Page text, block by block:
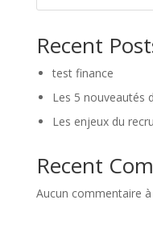
Recent
test finance
Les 5 nouveautés
Les enjeux du
Recent
Aucun commentaire